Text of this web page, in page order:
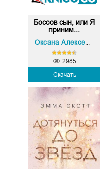
Боссов сын, или Я
приним...
Оксана Алексеева
Скачать
2985